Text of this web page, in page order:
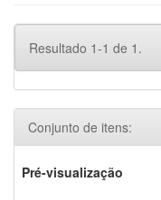
Resultado 1-1 de 1.
Conjunto de itens:
Pré-visualização